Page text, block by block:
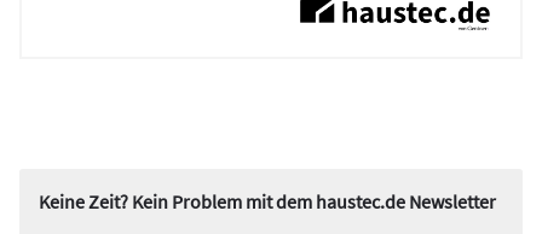
Keine Zeit? Kein Problem mit dem haustec.de Newsletter